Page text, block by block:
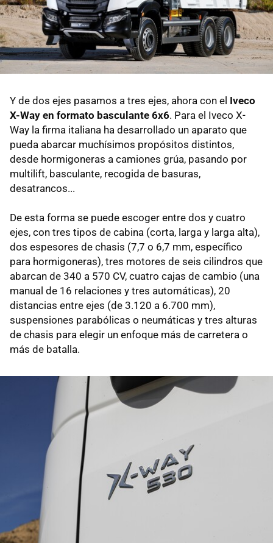
Y de dos ejes pasamos a tres ejes, ahora con el Iveco
X-Way en formato basculante 6x6. Para el Iveco X-
Way la firma italiana ha desarrollado un aparato que
pueda abarcar muchísimos propósitos distintos,
desde hormigoneras a camiones grúa, pasando por
multilift, basculante, recogida de basuras,
desatrancos...
De esta forma se puede escoger entre dos y cuatro
ejes, con tres tipos de cabina (corta, larga y larga alta),
dos espesores de chasis (7,7 o 6,7 mm, específico
para hormigoneras), tres motores de seis cilindros que
abarcan de 340 a 570 CV, cuatro cajas de cambio (una
manual de 16 relaciones y tres automáticas), 20
distancias entre ejes (de 3.120 a 6.700 mm),
suspensiones parabólicas o neumáticas y tres alturas
de chasis para elegir un enfoque más de carretera o
más de batalla.